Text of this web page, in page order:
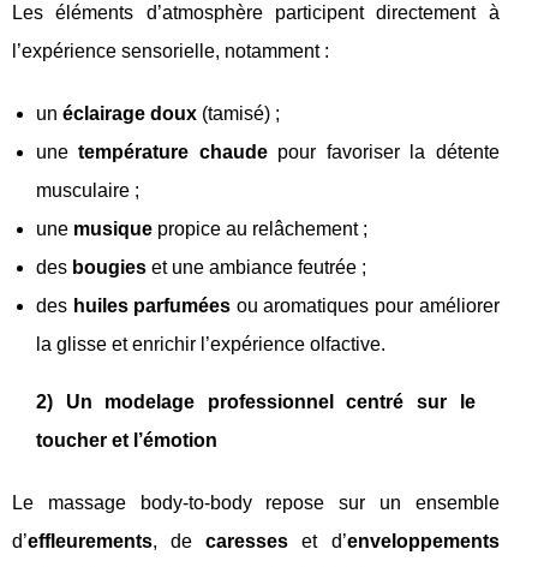
Les éléments d’atmosphère participent directement à
l’expérience sensorielle, notamment :
un éclairage doux (tamisé) ;
unetempérature chaudepour favoriser la détente
musculaire ;
une musique propice au relâchement ;
des bougies et une ambiance feutrée ;
des huiles parfumées ou aromatiques pour améliorer
la glisse et enrichir l’expérience olfactive.
2) Un modelage professionnel centré sur le
toucher et l’émotion
Le massage body-to-body repose sur un ensemble
d’effleurements, decaresses et d’enveloppements